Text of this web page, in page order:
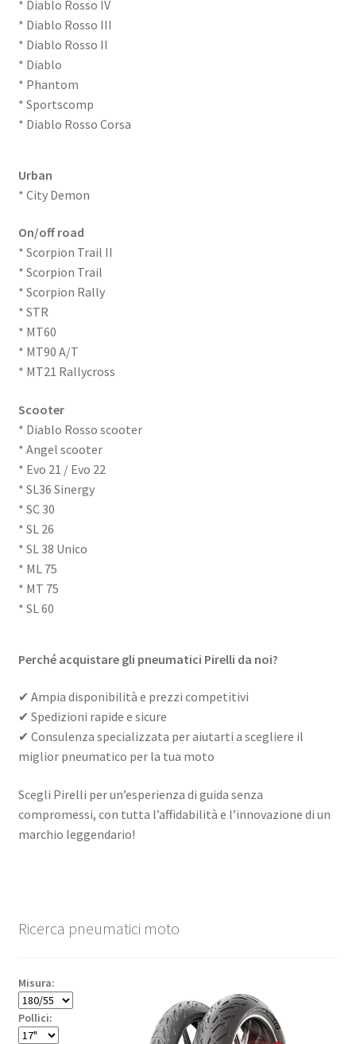
* Diablo Rosso IV
* Diablo Rosso III
* Diablo Rosso II
* Diablo
* Phantom
* Sportscomp
* Diablo Rosso Corsa
Urban
* City Demon
On/off road
* Scorpion Trail II
* Scorpion Trail
* Scorpion Rally
* STR
* MT60
* MT90 A/T
* MT21 Rallycross
Scooter
* Diablo Rosso scooter
* Angel scooter
* Evo 21 / Evo 22
* SL36 Sinergy
* SC 30
* SL 26
* SL 38 Unico
* ML 75
* MT 75
* SL 60
Perché acquistare gli pneumatici Pirelli da noi?
✔ Ampia disponibilità e prezzi competitivi
✔ Spedizioni rapide e sicure
✔ Consulenza specializzata per aiutarti a scegliere il
miglior pneumatico per la tua moto
Scegli Pirelli per un’esperienza di guida senza
compromessi, con tutta l’affidabilità e l’innovazione di un
marchio leggendario!
Ricerca pneumatici moto
Misura:
Pollici: